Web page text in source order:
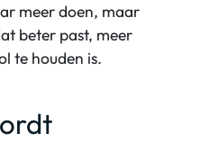
meer doen, maar
beter past, meer
te houden is.